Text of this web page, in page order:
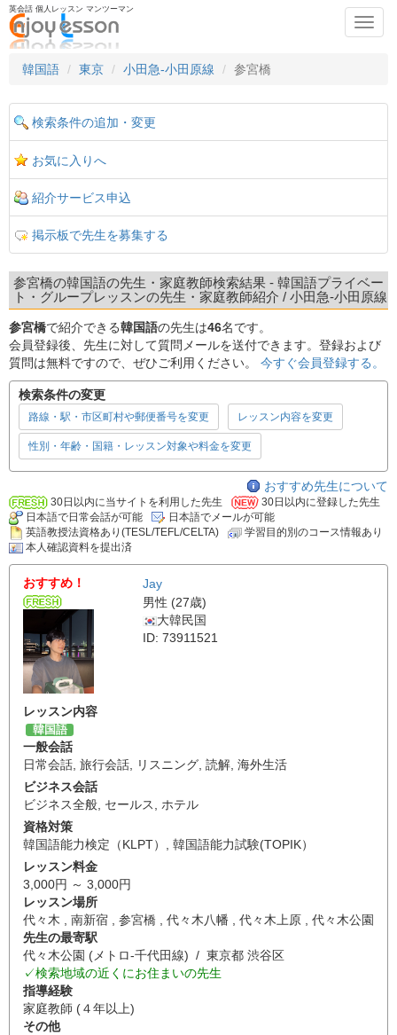
英会話 個人レッスン マンツーマン
韓国語
東京 小田急-小田原線 参宮橋
検索条件の追加・変更
お気に入りへ
紹介サービス申込
掲示板で先生を募集する
参宮橋の韓国語の先生・家庭教師検索結果 - 韓国語プライベー
ト・グループレッスンの先生・家庭教師紹介 / 小田急-小田原線
参宮橋で紹介できる韓国語の先生は46名です。
会員登録後、先生に対して質問メールを送付できます。登録および
質問は無料ですので、ぜひご利用ください。 今すぐ会員登録する。
検索条件の変更
路線・駅・市区町村や郵便番号を変更 レッスン内容を変更
性別・年齢・国籍・レッスン対象や料金を変更
おすすめ先生について
30日以内に当サイトを利用した先生
30日以内に登録した先生
日本語で日常会話が可能
日本語でメールが可能
英語教授法資格あり(TESL/TEFL/CELTA)
学習目的別のコース情報あり
本人確認資料を提出済
おすすめ！
Jay
男性 (27歳)
大韓民国
ID: 73911521
レッスン内容
韓国語
一般会話
日常会話, 旅行会話, リスニング, 読解, 海外生活
ビジネス会話
ビジネス全般, セールス, ホテル
資格対策
韓国語能力検定（KLPT） , 韓国語能力試験(TOPIK）
レッスン料金
3,000円 ～ 3,000円
レッスン場所
代々木 , 南新宿 , 参宮橋 , 代々木八幡 , 代々木上原 , 代々木公園
先生の最寄駅
代々木公園 (メトロ-千代田線) / 東京都 渋谷区
✓検索地域の近くにお住まいの先生
指導経験
家庭教師 (４年以上)
その他